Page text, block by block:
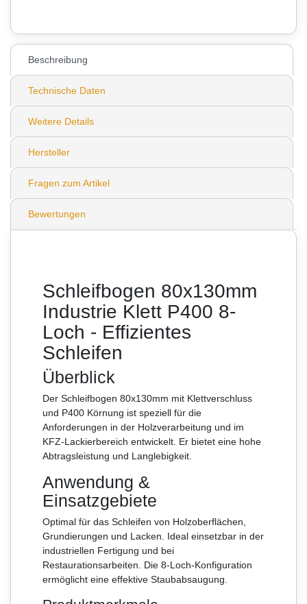
Beschreibung
Technische Daten
Weitere Details
Hersteller
Fragen zum Artikel
Bewertungen
Schleifbogen 80x130mm
Industrie Klett P400 8-
Loch - Effizientes
Schleifen
Überblick
Der Schleifbogen 80x130mm mit Klettverschluss
und P400 Körnung ist speziell für die
Anforderungen in der Holzverarbeitung und im
KFZ-Lackierbereich entwickelt. Er bietet eine hohe
Abtragsleistung und Langlebigkeit.
Anwendung &
Einsatzgebiete
Optimal für das Schleifen von Holzoberflächen,
Grundierungen und Lacken. Ideal einsetzbar in der
industriellen Fertigung und bei
Restaurationsarbeiten. Die 8-Loch-Konfiguration
ermöglicht eine effektive Staubabsaugung.